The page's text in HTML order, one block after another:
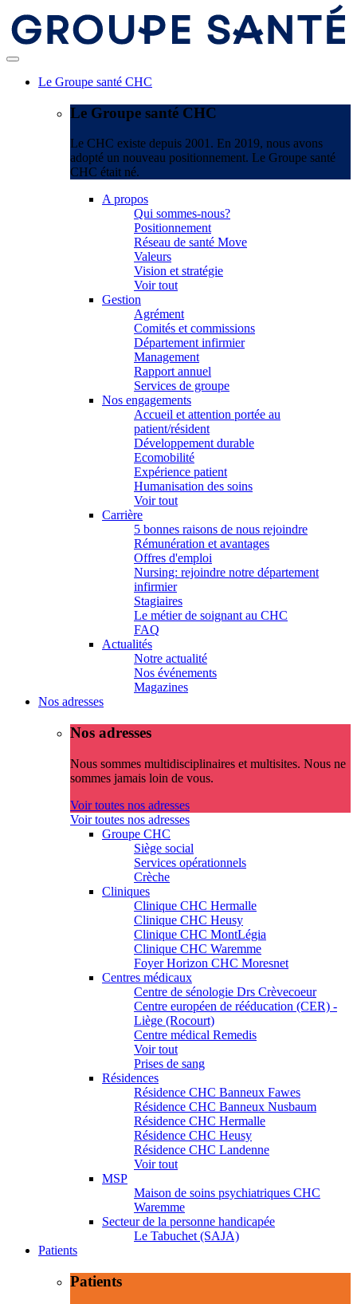
Le Groupe santé CHC
Le Groupe santé CHC
Le CHC existe depuis 2001. En 2019, nous avons
adopté un nouveau positionnement. Le Groupe santé
CHC était né.
A propos
Qui sommes-nous?
Positionnement
Réseau de santé Move
Valeurs
Vision et stratégie
Voir tout
Gestion
Agrément
Comités et commissions
Département infirmier
Management
Rapport annuel
Services de groupe
Nos engagements
Accueil et attention portée au
patient/résident
Développement durable
Ecomobilité
Expérience patient
Humanisation des soins
Voir tout
Carrière
5 bonnes raisons de nous rejoindre
Rémunération et avantages
Offres d'emploi
Nursing: rejoindre notre département
infirmier
Stagiaires
Le métier de soignant au CHC
FAQ
Actualités
Notre actualité
Nos événements
Magazines
Nos adresses
Nos adresses
Nous sommes multidisciplinaires et multisites. Nous ne
sommes jamais loin de vous.
Voir toutes nos adresses
Voir toutes nos adresses
Groupe CHC
Siège social
Services opérationnels
Crèche
Cliniques
Clinique CHC Hermalle
Clinique CHC Heusy
Clinique CHC MontLégia
Clinique CHC Waremme
Foyer Horizon CHC Moresnet
Centres médicaux
Centre de sénologie Drs Crèvecoeur
Centre européen de rééducation (CER) -
Liège (Rocourt)
Centre médical Remedis
Voir tout
Prises de sang
Résidences
Résidence CHC Banneux Fawes
Résidence CHC Banneux Nusbaum
Résidence CHC Hermalle
Résidence CHC Heusy
Résidence CHC Landenne
Voir tout
MSP
Maison de soins psychiatriques CHC
Waremme
Secteur de la personne handicapée
Le Tabuchet (SAJA)
Patients
Patients